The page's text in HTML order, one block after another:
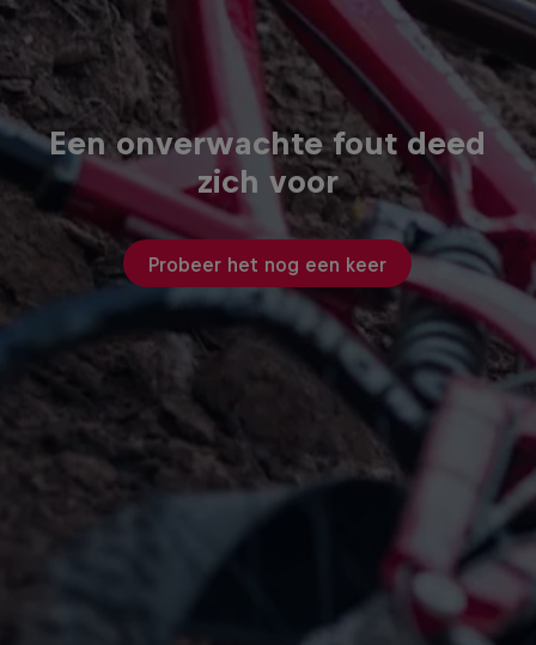
Een onverwachte fout deed
zich voor
Probeer het nog een keer